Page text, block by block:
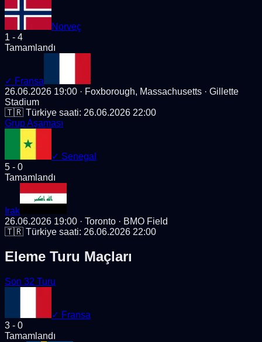
Norveç
1 - 4
Tamamlandı
✓ Fransa
26.06.2026 19:00 · Foxborough, Massachusetts · Gillette
Stadium
🇹🇷 Türkiye saati: 26.06.2026 22:00
Grup Aşaması
✓ Senegal
5 - 0
Tamamlandı
Irak
26.06.2026 19:00 · Toronto · BMO Field
🇹🇷 Türkiye saati: 26.06.2026 22:00
Eleme Turu Maçları
Son 32 Turu
✓ Fransa
3 - 0
Tamamlandı